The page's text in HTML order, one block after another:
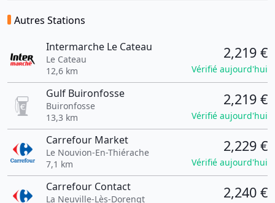
Autres Stations
Intermarche Le Cateau
Le Cateau
12,6 km
2,219 €
Vérifié aujourd'hui
Gulf Buironfosse
Buironfosse
13,3 km
2,219 €
Vérifié aujourd'hui
Carrefour Market
Le Nouvion-En-Thiérache
7,1 km
2,229 €
Vérifié aujourd'hui
Carrefour Contact
La Neuville-Lès-Dorengt
2,240 €